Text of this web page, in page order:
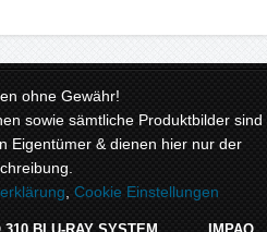
ohne Gewähr!
sowie sämtliche Produktbilder sind
Eigentümer & dienen hier nur der
Cookie Einstellungen